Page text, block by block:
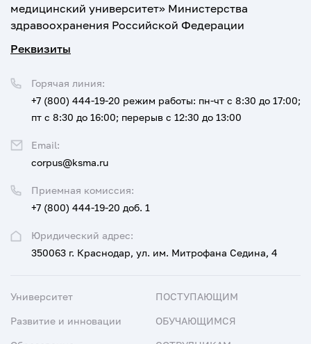
медицинский университет» Министерства
здравоохранения Российской Федерации
Реквизиты
Юридический адрес:
350063 г. Краснодар, ул. им. Митрофана Седина, 4
Приемная комиссия:
+7 (800) 444-19-20 доб. 1
Горячая линия:
+7 (800) 444-19-20 режим работы: пн-чт с 8:30 до 17:00;
пт с 8:30 до 16:00; перерыв с 12:30 до 13:00
Email:
corpus@ksma.ru
Университет
Развитие и инновации
ПОСТУПАЮЩИМ
ОБУЧАЮЩИМСЯ